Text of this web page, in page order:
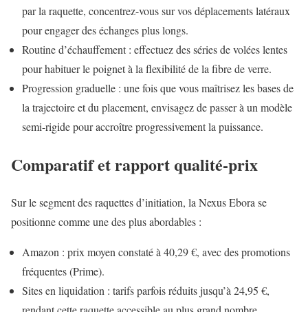
par la raquette, concentrez-vous sur vos déplacements latéraux
pour engager des échanges plus longs.
Routine d’échauffement : effectuez des séries de volées lentes
pour habituer le poignet à la flexibilité de la fibre de verre.
Progression graduelle : une fois que vous maîtrisez les bases de
la trajectoire et du placement, envisagez de passer à un modèle
semi-rigide pour accroître progressivement la puissance.
Comparatif et rapport qualité-prix
Sur le segment des raquettes d’initiation, la Nexus Ebora se
positionne comme une des plus abordables :
Amazon : prix moyen constaté à 40,29 €, avec des promotions
fréquentes (Prime).
Sites en liquidation : tarifs parfois réduits jusqu’à 24,95 €,